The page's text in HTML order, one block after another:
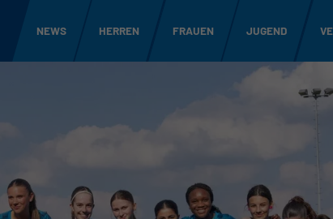
NEWS HERREN FRAUEN JUGEND